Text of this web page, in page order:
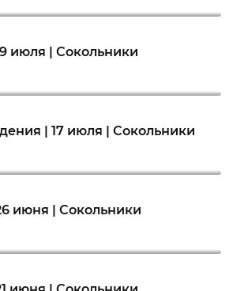
июля | Сокольники
| 17 июля | Сокольники
июня | Сокольники